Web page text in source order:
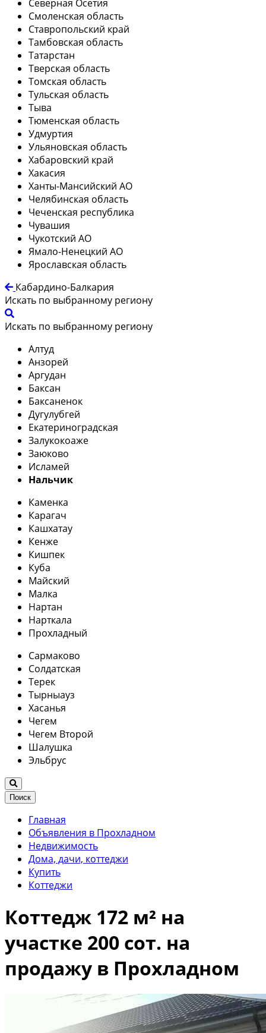
Северная Осетия
Смоленская область
Ставропольский край
Тамбовская область
Татарстан
Тверская область
Томская область
Тульская область
Тыва
Тюменская область
Удмуртия
Ульяновская область
Хабаровский край
Хакасия
Ханты-Мансийский АО
Челябинская область
Чеченская республика
Чувашия
Чукотский АО
Ямало-Ненецкий АО
Ярославская область
Кабардино-Балкария
Искать по выбранному региону
Искать по выбранному региону
Алтуд
Анзорей
Аргудан
Баксан
Баксаненок
Дугулубгей
Екатериноградская
Залукокоаже
Заюково
Исламей
Нальчик
Каменка
Карагач
Кашхатау
Кенже
Кишпек
Куба
Майский
Малка
Нартан
Нарткала
Прохладный
Сармаково
Солдатская
Терек
Тырныауз
Хасанья
Чегем
Чегем Второй
Шалушка
Эльбрус
Поиск
Главная
Объявления в Прохладном
Недвижимость
Дома, дачи, коттеджи
Купить
Коттеджи
Коттедж 172 м² на
участке 200 сот. на
продажу в Прохладном